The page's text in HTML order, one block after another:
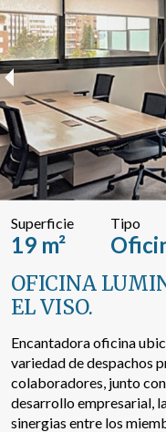
Buscar por texto o
Superficie
19 m²
Tipo
OFICINA
EL VISO.
Encantadora oficina
variedad de despachos
colaboradores, junto
desarrollo empresarial,
sinergias entre los